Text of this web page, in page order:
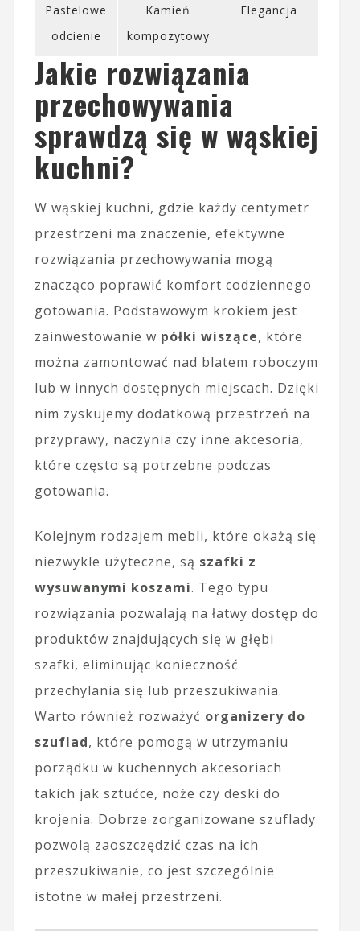
Pastelowe
odcienie
Kamień
kompozytowy
Elegancja
Jakie rozwiązania
przechowywania
sprawdzą się w wąskiej
kuchni?
W wąskiej kuchni, gdzie każdy centymetr
przestrzeni ma znaczenie, efektywne
rozwiązania przechowywania mogą
znacząco poprawić komfort codziennego
gotowania. Podstawowym krokiem jest
zainwestowanie w półki wiszące, które
można zamontować nad blatem roboczym
lub w innych dostępnych miejscach. Dzięki
nim zyskujemy dodatkową przestrzeń na
przyprawy, naczynia czy inne akcesoria,
które często są potrzebne podczas
gotowania.
Kolejnym rodzajem mebli, które okażą się
niezwykle użyteczne, są szafki z
wysuwanymi koszami. Tego typu
rozwiązania pozwalają na łatwy dostęp do
produktów znajdujących się w głębi
szafki, eliminując konieczność
przechylania się lub przeszukiwania.
Warto również rozważyć organizery do
szuflad, które pomogą w utrzymaniu
porządku w kuchennych akcesoriach
takich jak sztućce, noże czy deski do
krojenia. Dobrze zorganizowane szuflady
pozwolą zaoszczędzić czas na ich
przeszukiwanie, co jest szczególnie
istotne w małej przestrzeni.